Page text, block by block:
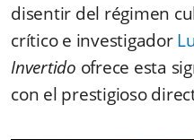
disentir del régimen
crítico e investigador
Invertido ofrece esta
con el prestigioso